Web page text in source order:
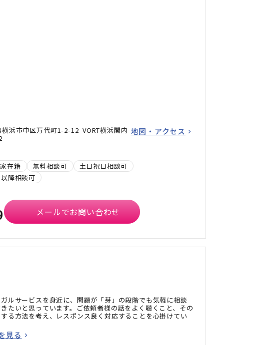
横浜市中区万代町1-2-12 VORT横浜関内 地図・アクセス
在籍 無料相談可
土日祝日相談可
降相談可
メールでお問い合わせ
ルサービスを身近に、問題が「芽」の段階でも気軽に相談
たいと思っています。ご依頼者様の話をよく聴くこと、その
る方法を考え、レスポンス良く対応することを心掛けてい
見る